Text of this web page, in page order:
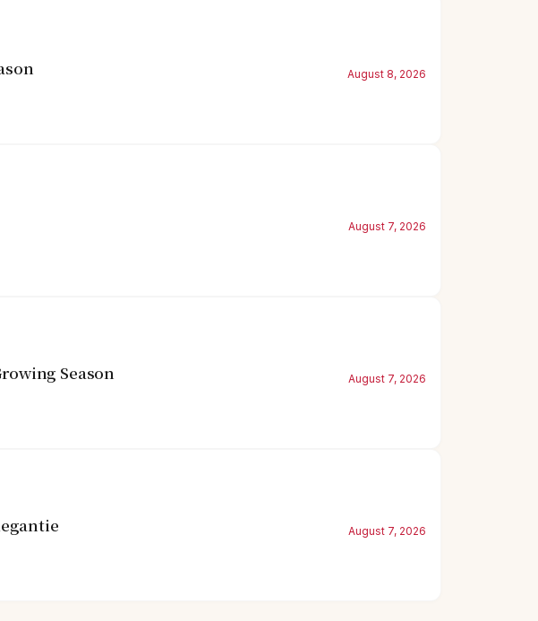
August 8, 2026
August 7, 2026
Season August 7, 2026
August 7, 2026